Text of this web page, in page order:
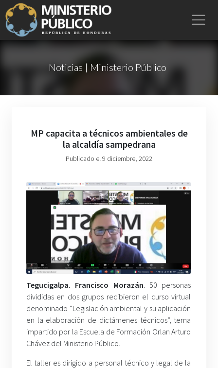
Noticias | Ministerio Público
MP capacita a técnicos ambientales de
la alcaldía sampedrana
Publicado el 9 diciembre, 2022
Tegucigalpa. Francisco Morazán . 50 personas
divididas en dos grupos recibieron el curso virtual
denominado “Legislación ambiental y su aplicación
en la elaboración de dictámenes técnicos”, tema
impartido por la Escuela de Formación Orlan Arturo
Chávez del Ministerio Público.
El taller es dirigido a personal técnico y legal de la